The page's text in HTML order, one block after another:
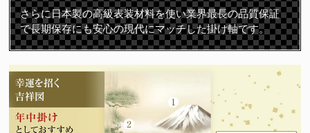
さらに日本製の高級表装材料を使い業界最長の品質保証
で長期保存にも安心の現代にマッチした掛け軸です。